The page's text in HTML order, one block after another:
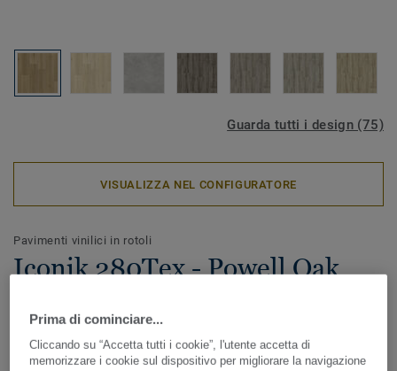
Guarda tutti i design (75)
VISUALIZZA NEL CONFIGURATORE
Pavimenti vinilici in rotoli
Iconik 280Tex - Powell Oak
ICONIK 280Tex è il pavimento vinilico in rotoli ideale in
caso di lavori di ristrutturazione. Lo speciale supporto
Prima di cominciare...
Cliccando su “Accetta tutti i cookie”, l'utente accetta di
memorizzare i cookie sul dispositivo per migliorare la navigazione